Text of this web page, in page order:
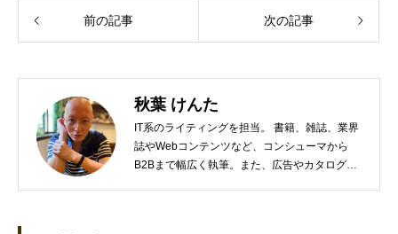
前の記事 次の記事
秋葉 けんた
IT系のライティングを担当。 書籍、雑誌、業界
誌やWebコンテンツなど、コンシューマから
B2Bまで幅広く執筆。また、広告やカタログ、